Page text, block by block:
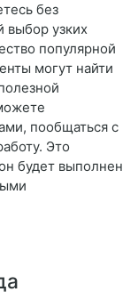
без
выбор узких
популярной
могут найти
пообщаться с
Это
будет выполнен